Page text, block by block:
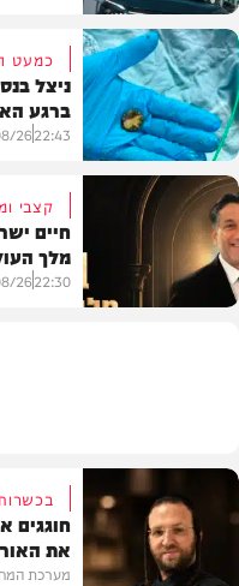
חדשות הרכב
בריאות
כמעט
ניצל
ברגע
22:43
26
קצבי
חיים
מלך
22:30
26
חוגגים
את
מערכת